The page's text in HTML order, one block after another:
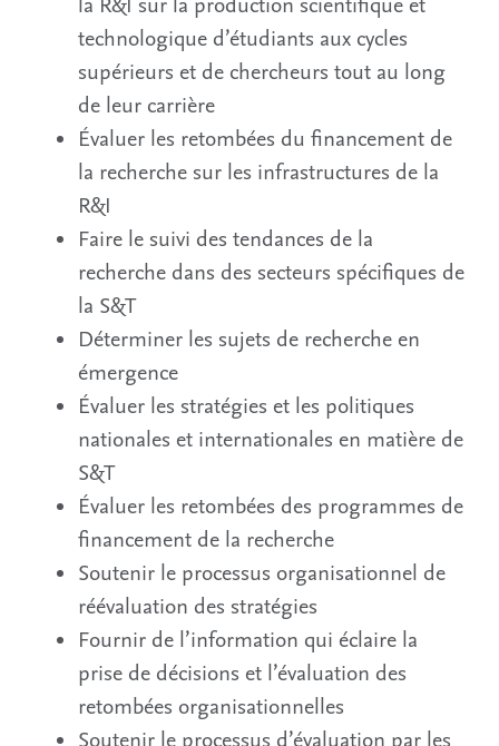
la R&I sur la production scientifique et
technologique d’étudiants aux cycles
supérieurs et de chercheurs tout au long
de leur carrière
Évaluer les retombées du financement de
la recherche sur les infrastructures de la
R&I
Faire le suivi des tendances de la
recherche dans des secteurs spécifiques de
la S&T
Déterminer les sujets de recherche en
émergence
Évaluer les stratégies et les politiques
nationales et internationales en matière de
S&T
Évaluer les retombées des programmes de
financement de la recherche
Soutenir le processus organisationnel de
réévaluation des stratégies
Fournir de l’information qui éclaire la
prise de décisions et l’évaluation des
retombées organisationnelles